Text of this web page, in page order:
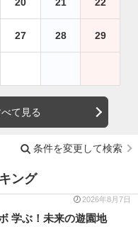
27 28 29
て見る
条件を変更して検索
ング
2026年8月7日
学ぶ！未来の遊園地